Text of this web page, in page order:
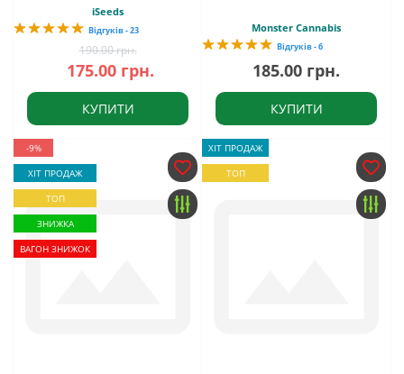
iSeeds
Відгуків - 23
190.00 грн.
175.00 грн.
КУПИТИ
Monster Cannabis
Відгуків - 6
185.00 грн.
КУПИТИ
-9%
ХІТ ПРОДАЖ
ТОП
ЗНИЖКА
ВАГОН ЗНИЖОК
ХІТ ПРОДАЖ
ТОП